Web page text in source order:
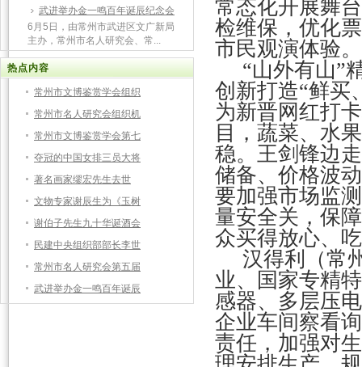
武进举办金一鸣百年诞辰纪念会
6月5日，由常州市武进区文广新局
主办，常州市名人研究会、常...
热点内容
常州市文博鉴赏学会组织
常州市名人研究会组织机
常州市文博鉴赏学会第七
夺冠的中国女排三员大将
著名画家缪宏先生去世
文物专家谢辰生为《玉树
谢伯子先生九十华诞酒会
民建中央组织部部长李世
常州市名人研究会第五届
武进举办金一鸣百年诞辰
常态化开展舞
检维保，优化
市民观演体验。
“山外有山”
创新打造“鲜买
为新晋网红打
目，蔬菜、水
稳。王剑锋边
储备、价格波
要加强市场监
量安全关，保
众买得放心、
汉得利（常
业、国家专精
感器、多层压
企业车间察看
责任，加强对